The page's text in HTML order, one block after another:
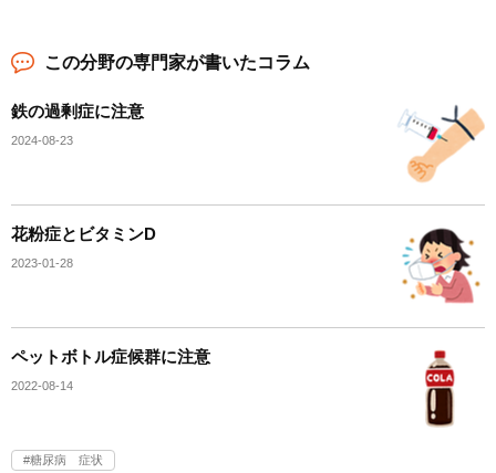
この分野の専門家が書いたコラム
鉄の過剰症に注意
2024-08-23
花粉症とビタミンD
2023-01-28
ペットボトル症候群に注意
2022-08-14
糖尿病 症状